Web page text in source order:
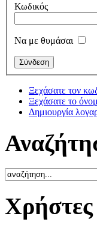
Κωδικός
Να με θυμάσαι
Ξεχάσατε τον
Ξεχάσατε το
Δημιουργία
Χρήστες